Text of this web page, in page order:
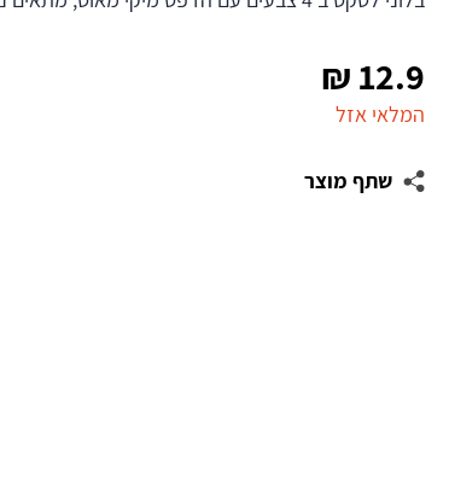
12.9
₪
המלאי אזל
שתף מוצר